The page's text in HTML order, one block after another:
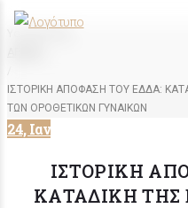
ΙΣΤΟΡΙΚΗ ΑΠΟΦΑΣΗ ΤΟΥ ΕΔΔΑ:
ΤΩΝ ΟΡΟΘΕΤΙΚΩΝ ΓΥΝΑΙΚΩΝ
24, Ιαν
ΙΣΤΟΡΙΚΗ
ΚΑΤΑΔΙΚΗ ΤΗΣ